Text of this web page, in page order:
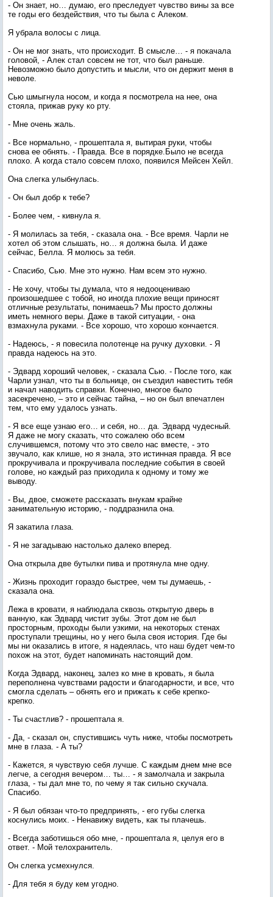
- Он знает, но… думаю, его преследует чувство вины за все
те годы его бездействия, что ты была с Алеком.
Я убрала волосы с лица.
- Он не мог знать, что происходит. В смысле… - я покачала
головой, - Алек стал совсем не тот, что был раньше.
Невозможно было допустить и мысли, что он держит меня в
неволе.
Сью шмыгнула носом, и когда я посмотрела на нее, она
стояла, прижав руку ко рту.
- Мне очень жаль.
- Все нормально, - прошептала я, вытирая руки, чтобы
снова ее обнять. - Правда. Все в порядке.Было не всегда
плохо. А когда стало совсем плохо, появился Мейсен Хейл.
Она слегка улыбнулась.
- Он был добр к тебе?
- Более чем, - кивнула я.
- Я молилась за тебя, - сказала она. - Все время. Чарли не
хотел об этом слышать, но… я должна была. И даже
сейчас, Белла. Я молюсь за тебя.
- Спасибо, Сью. Мне это нужно. Нам всем это нужно.
- Не хочу, чтобы ты думала, что я недооцениваю
произошедшее с тобой, но иногда плохие вещи приносят
отличные результаты, понимаешь? Мы просто должны
иметь немного веры. Даже в такой ситуации, - она
взмахнула руками. - Все хорошо, что хорошо кончается.
- Надеюсь, - я повесила полотенце на ручку духовки. - Я
правда надеюсь на это.
- Эдвард хороший человек, - сказала Сью. - После того, как
Чарли узнал, что ты в больнице, он съездил навестить тебя
и начал наводить справки. Конечно, многое было
засекречено, – это и сейчас тайна, – но он был впечатлен
тем, что ему удалось узнать.
- Я все еще узнаю его… и себя, но… да. Эдвард чудесный.
Я даже не могу сказать, что сожалею обо всем
случившемся, потому что это свело нас вместе, - это
звучало, как клише, но я знала, это истинная правда. Я все
прокручивала и прокручивала последние события в своей
голове, но каждый раз приходила к одному и тому же
выводу.
- Вы, двое, сможете рассказать внукам крайне
занимательную историю, - поддразнила она.
Я закатила глаза.
- Я не загадываю настолько далеко вперед.
Она открыла две бутылки пива и протянула мне одну.
- Жизнь проходит гораздо быстрее, чем ты думаешь, -
сказала она.
Лежа в кровати, я наблюдала сквозь открытую дверь в
ванную, как Эдвард чистит зубы. Этот дом не был
просторным, проходы были узкими, на некоторых стенах
проступали трещины, но у него была своя история. Где бы
мы ни оказались в итоге, я надеялась, что наш будет чем-то
похож на этот, будет напоминать настоящий дом.
Когда Эдвард, наконец, залез ко мне в кровать, я была
переполнена чувствами радости и благодарности, и все, что
смогла сделать – обнять его и прижать к себе крепко-
крепко.
- Ты счастлив? - прошептала я.
- Да, - сказал он, спустившись чуть ниже, чтобы посмотреть
мне в глаза. - А ты?
- Кажется, я чувствую себя лучше. С каждым днем мне все
легче, а сегодня вечером… ты… - я замолчала и закрыла
глаза, - ты дал мне то, по чему я так сильно скучала.
Спасибо.
- Я был обязан что-то предпринять, - его губы слегка
коснулись моих. - Ненавижу видеть, как ты плачешь.
- Всегда заботишься обо мне, - прошептала я, целуя его в
ответ. - Мой телохранитель.
Он слегка усмехнулся.
- Для тебя я буду кем угодно.